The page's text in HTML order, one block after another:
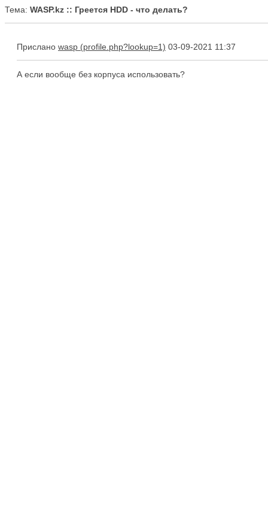
Тема: WASP.kz :: Греется HDD - что делать?
Прислано wasp 03-09-2021 11:37
А если вообще без корпуса использовать?